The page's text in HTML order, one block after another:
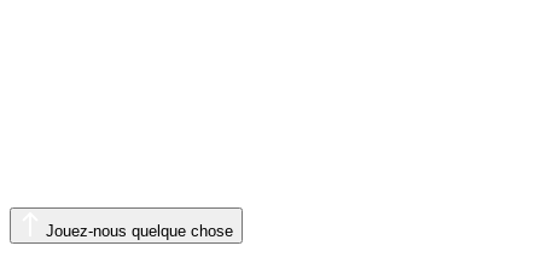
Jouez-nous quelque chose